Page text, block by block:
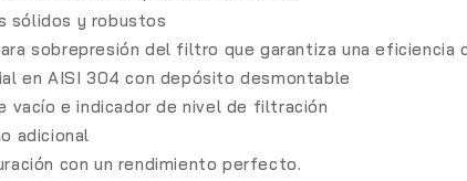
sólidos y robustos
sobrepresión del filtro que garantiza una
en AISI 304 con depósito desmontable
vacío e indicador de nivel de filtración
adicional
con un rendimiento perfecto.